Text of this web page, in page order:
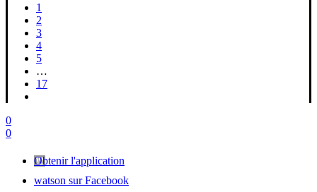
1
2
3
4
5
…
17
0
0
Obtenir l'application
watson sur Facebook